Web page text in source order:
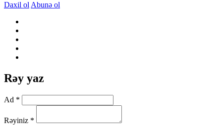
Daxil ol Abunə ol
Rəy yaz
Ad *
Rəyiniz *